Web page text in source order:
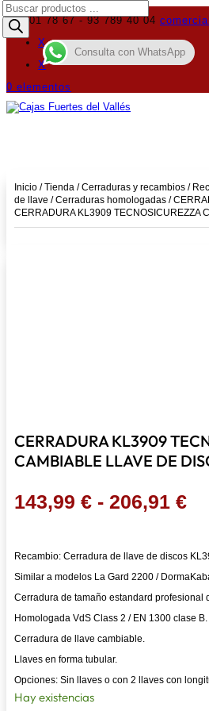
619 01 78 67 - 93 789 40 04
X
X
0 elementos
Búsqueda
de
productos
Inicio /Tienda /Cerraduras y recambios /
de llave /Cerraduras homologadas /
CERRADURA KL3909 TECNOSICUREZZA
CERRADURA KL3909
CAMBIABLE LLAVE DE
143,99 € - 206,91 €
Recambio: Cerradura de llave de discos
Similar a modelos La Gard 2200 /
Cerradura de tamaño estandard profesional
Homologada VdS Class 2 / EN 1300 clase B.
Cerradura de llave cambiable.
Llaves en forma tubular.
Opciones: Sin llaves o con 2 llaves con
Hay existencias
Consulta con WhatsApp